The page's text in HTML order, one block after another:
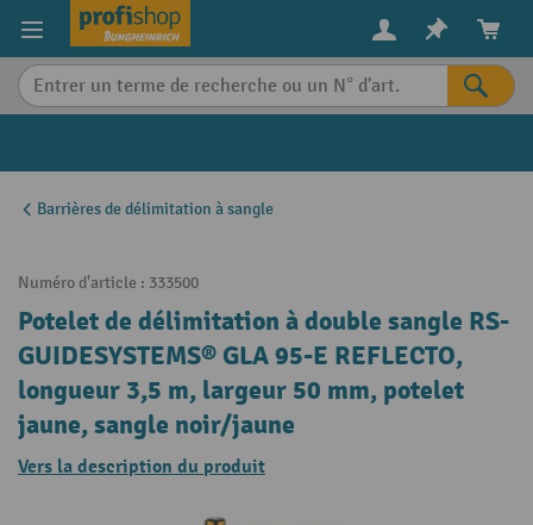
content
Barrières de délimitation à sangle
Numéro d'article : 333500
Potelet de délimitation à double sangle RS-
GUIDESYSTEMS® GLA 95-E REFLECTO,
longueur 3,5 m, largeur 50 mm, potelet
jaune, sangle noir/jaune
Vers la description du produit